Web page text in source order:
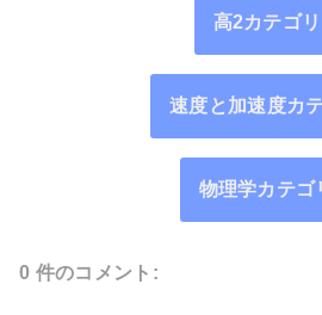
高2カテゴリ
速度と加速度カ
物理学カテゴ
0 件のコメント: